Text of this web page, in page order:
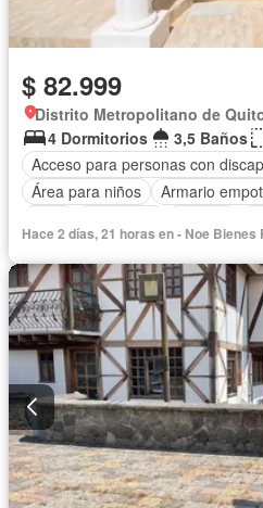
$ 82.999
Distrito Metropolitano de
4 Dormitorios
3,5 Baños
Acceso para personas con
Área para niños
Armario
Bodega
Electricidad
Cocina integral
Cuarto de
Parrilla
Garita de guardianía
Hace 2 días, 21 horas